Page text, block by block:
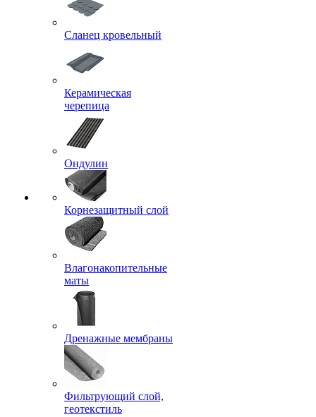
Сланец кровельный
Керамическая
черепица
Ондулин
Корнезащитный слой
Влагонакопительные
маты
Дренажные мембраны
Фильтрующий слой,
геотекстиль